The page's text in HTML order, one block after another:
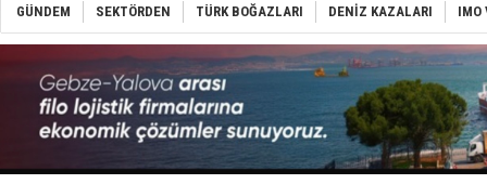
İngiliz
FESCO,
DESE,
35 milyon
İnsansız
Yüzyıl
Anadolu
Derince,
GÜNDEM SEKTÖRDEN TÜRK BOĞAZLARI DENİZ KAZALARI IMO